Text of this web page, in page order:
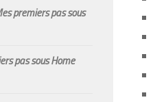
premiers pas sous
pas sous Home